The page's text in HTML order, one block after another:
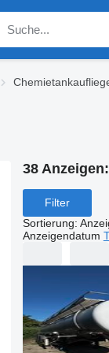
38
Filter
Sortierung:
Anzeigendatum